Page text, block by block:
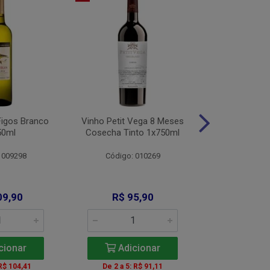
Branco
104,41
Vinho Petit Vega 8 Meses
Cosecha Tinto 1x750ml
Código: 010269
R$ 95,90
Adicionar
De 2 a 5: R$ 91,11